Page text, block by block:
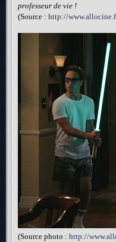
professeur de vie !
(Source : http://
(Source photo : http://